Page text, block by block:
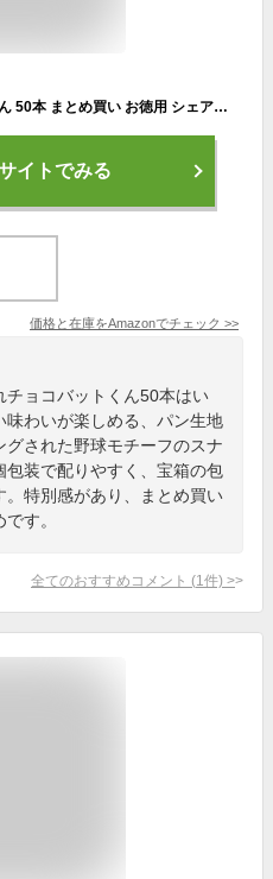
三立製菓 がんばれチョコバットくん 50本 まとめ買い お徳用 シェアパック 箱買い 業務用 宝箱 詰め合わせ お菓子 ギフト クリスマス バレンタイン ホワイトデー 退職 異動 挨拶 あいさつ 引っ越し 景品 お返し プレゼント パーティー イベント チョコバット
イトでみる
価格と在庫をAmazonでチェック >>
チョコバットくん50本はい
わいが楽しめる、パン生地
された野球モチーフのスナ
包装で配りやすく、宝箱の包
特別感があり、まとめ買い
す。
全てのおすすめコメント (1 件) >